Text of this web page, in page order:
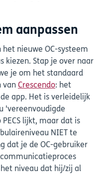
aanpassen
het nieuwe OC-systeem
kiezen. Stap je over naar
je om het standaard
van Crescendo: het
app. Het is verleidelijk
'vereenvoudigde
lijkt, maar dat is
NIET te
dat je de OC-gebruiker
niveau dat hij/zij al